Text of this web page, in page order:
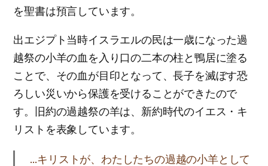
を聖書は預言しています。
出エジプト当時イスラエルの民は一歳になった過
越祭の小羊の血を入り口の二本の柱と鴨居に塗る
ことで、その血が目印となって、長子を滅ぼす恐
ろしい災いから保護を受けることができたので
す。旧約の過越祭の羊は、新約時代のイエス・キ
リストを表象しています。
…キリストが、わたしたちの過越の小羊として